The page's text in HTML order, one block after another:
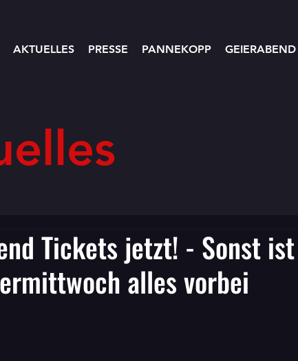
AKTUELLES PRESSE PANNEKOPP GEIERABEND
Tickets jetzt! - Sonst
alles vorbei